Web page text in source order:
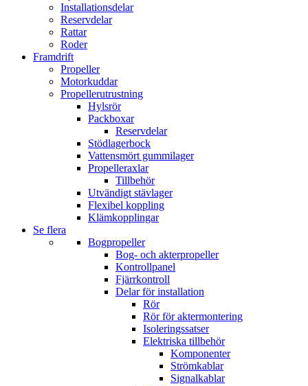
Installationsdelar
Reservdelar
Rattar
Roder
Framdrift
Propeller
Motorkuddar
Propellerutrustning
Hylsrör
Packboxar
Reservdelar
Stödlagerbock
Vattensmört gummilager
Propelleraxlar
Tillbehör
Utvändigt stävlager
Flexibel koppling
Klämkopplingar
Se flera
Bogpropeller
Bog- och akterpropeller
Kontrollpanel
Fjärrkontroll
Delar för installation
Rör
Rör för aktermontering
Isoleringssatser
Elektriska tillbehör
Komponenter
Strömkablar
Signalkablar